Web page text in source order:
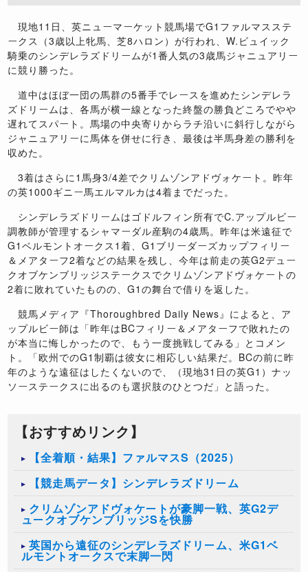
現地11日、英ニューマーケット競馬場でG1ファルマスステ
ークス（3歳以上牝馬、芝8ハロン）が行われ、W.ビュイック
騎乗のシンデレラズドリームが1番人気の3歳馬ジャニュアリー
に競り勝った。
道中はほぼ一団の馬群の5番手でレースを進めたシンデレラ
ズドリームは、各馬が横一線となった終盤の勝負どころでやや
遅れてスパート。馬場の中央寄りからラチ沿いに斜行しながら
ジャニュアリーに馬体を併せに行き、最後は半馬身差の勝利を
収めた。
3着はさらに1馬身3/4差でクリムゾンアドヴォケート。昨年
の英1000ギニー馬エルマルカは4着までだった。
シンデレラズドリームはゴドルフィン所有でC.アップルビー
調教師が管理するシャマーダル産駒の4歳馬。昨年は米遠征で
G1ベルモントオークス1着、G1ブリーダーズカップフィリー
＆メアターフ2着などの結果を残し、今年は前走の英G2デュー
クオブケンブリッジステークスでクリムゾンアドヴォケートの
2着に敗れていたものの、G1の舞台で借りを返した。
競馬メディア『Thoroughbred Daily News』によると、ア
ップルビー師は「昨年はBCフィリー＆メアターフで敗れたの
が本当に悔しかったので、もう一度挑戦してみる」とコメン
ト。「欧州でのG1制覇は彼女に相応しい結果だ。BCの前に昨
年のような遠征はしたくないので、（現地31日の英G1）ナッ
ソーステークスに出るのも選択肢のひとつだ」と語った。
【おすすめリンク】
【全着順・結果】ファルマスS（2025）
【競走馬データ】シンデレラズドリーム
クリムゾンアドヴォケートが豪脚一戦、英G2デ
ュークオブケンブリッジSを快勝
英国から遠征のシンデレラズドリーム、米G1ベ
ルモントオークスで末脚一閃